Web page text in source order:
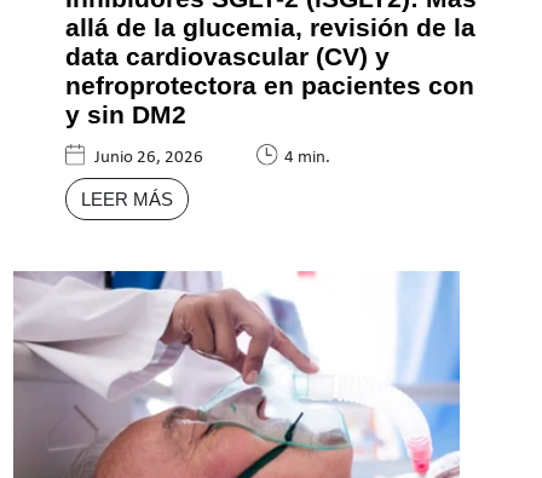
allá de la glucemia, revisión de la
data cardiovascular (CV) y
nefroprotectora en pacientes con
y sin DM2
Junio 26, 2026 4 min.
LEER MÁS